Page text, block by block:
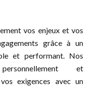
vos enjeux et vos
grâce à un
et performant. Nos
et
exigences avec un